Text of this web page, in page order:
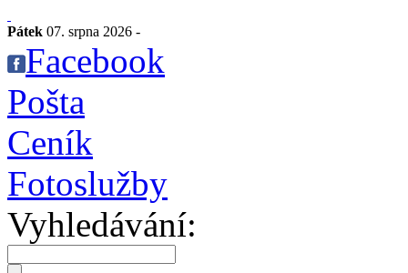
Pátek 07. srpna 2026 -
Facebook
Pošta
Ceník
Fotoslužby
Vyhledávání: